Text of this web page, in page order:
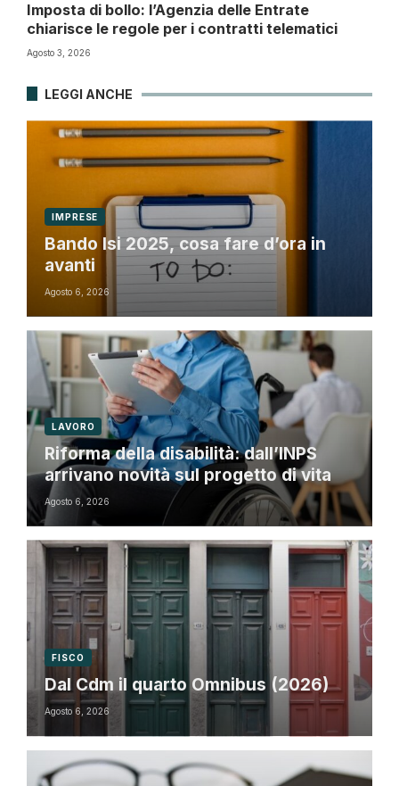
Imposta di bollo: l’Agenzia delle Entrate
chiarisce le regole per i contratti telematici
Agosto 3, 2026
LEGGI ANCHE
IMPRESE
Bando Isi 2025, cosa fare d’ora in
avanti
Agosto 6, 2026
LAVORO
Riforma della disabilità: dall’INPS
arrivano novità sul progetto di vita
Agosto 6, 2026
FISCO
Dal Cdm il quarto Omnibus (2026)
Agosto 6, 2026